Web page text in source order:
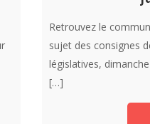
Retrouvez le
sujet des consignes
législatives,
[…]